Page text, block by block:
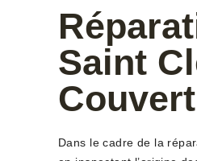
Saint
Dans le cadre de la